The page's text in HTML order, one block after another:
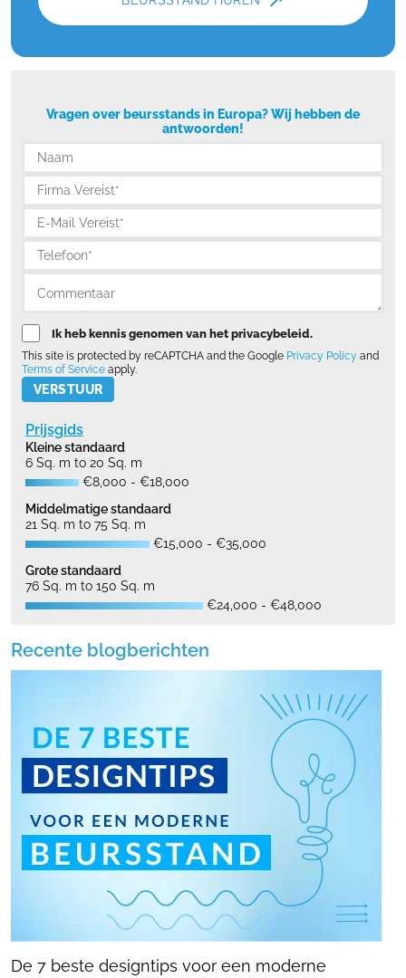
Vragen over beursstands in Europa? Wij hebben de
antwoorden!
Ik heb kennis genomen van het privacybeleid.
This site is protected by reCAPTCHA and the Google Privacy Policy and
Terms of Service apply.
Please leave this field empty.
Prijsgids
Kleine standaard
6 Sq. m to 20 Sq. m
€8,000 - €18,000
Middelmatige standaard
21 Sq. m to 75 Sq. m
€15,000 - €35,000
Grote standaard
76 Sq. m to 150 Sq. m
€24,000 - €48,000
Recente blogberichten
De 7 beste designtips voor een moderne